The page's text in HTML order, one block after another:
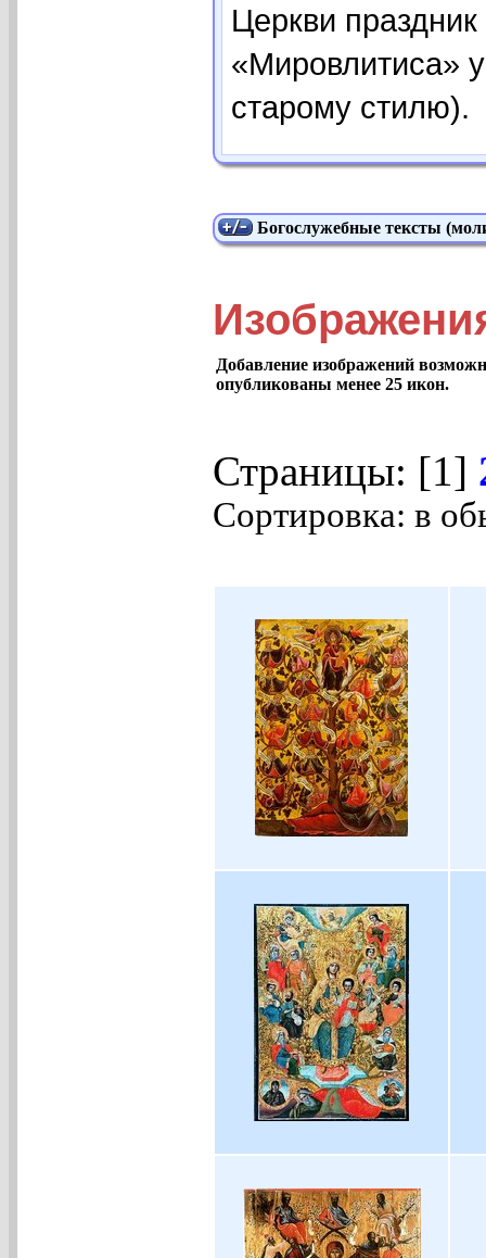
Церкви
«Мировлитиса»
старому стилю).
Богослужебные тексты
Добавление изображений
опубликованы менее 25 икон.
Страницы: [1]
Сортировка: в